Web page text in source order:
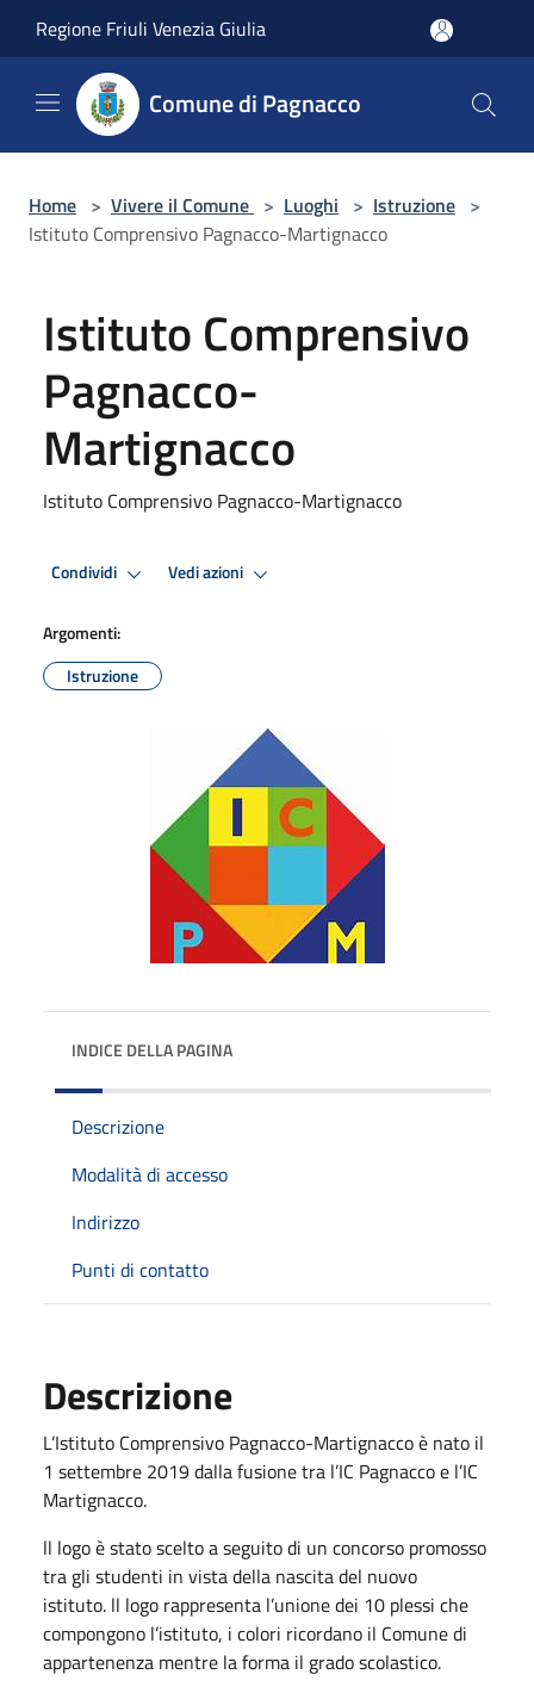
Regione Friuli Venezia Giulia
Comune di Pagnacco
Home > Vivere il Comune > Luoghi > Istruzione >
Istituto Comprensivo Pagnacco-Martignacco
Istituto Comprensivo
Pagnacco-
Martignacco
Istituto Comprensivo Pagnacco-Martignacco
Condividi Vedi azioni
Argomenti:
Istruzione
INDICE DELLA PAGINA
Descrizione
Modalità di accesso
Indirizzo
Punti di contatto
Descrizione
L’Istituto Comprensivo Pagnacco-Martignacco è nato il
1 settembre 2019 dalla fusione tra l’IC Pagnacco e l’IC
Martignacco.
ll logo è stato scelto a seguito di un concorso promosso
tra gli studenti in vista della nascita del nuovo
istituto. ll logo rappresenta l’unione dei 10 plessi che
compongono l’istituto, i colori ricordano il Comune di
appartenenza mentre la forma il grado scolastico.